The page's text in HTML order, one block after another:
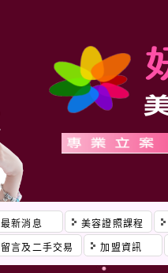
最新消息 美容證照課程
留言及二手交易 加盟資訊